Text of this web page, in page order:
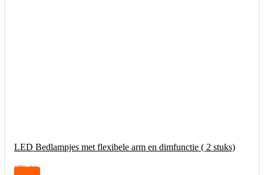
LED Bedlampjes met flexibele arm en dimfunctie ( 2 stuks)
€79,00